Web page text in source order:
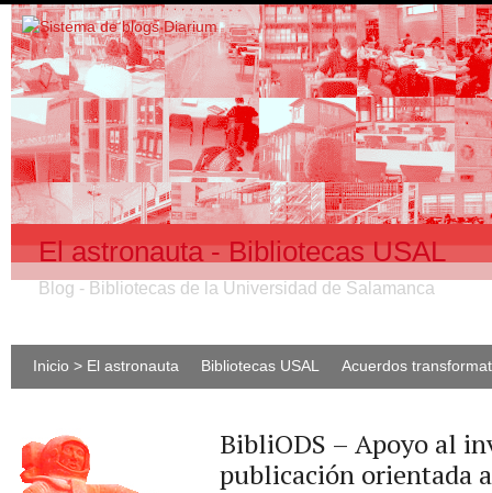
El astronauta - Bibliotecas USAL
Blog - Bibliotecas de la Universidad de Salamanca
Inicio > El astronauta Bibliotecas USAL Acuerdos
BibliODS – Apoyo al
publicación orientada